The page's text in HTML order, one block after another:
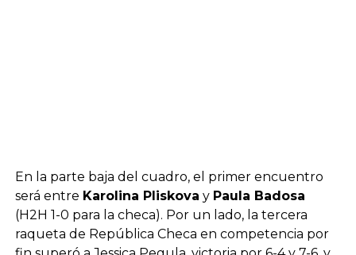
En la parte baja del cuadro, el primer encuentro
será entre Karolina Pliskova y Paula Badosa
(H2H 1-0 para la checa). Por un lado, la tercera
raqueta de República Checa en competencia por